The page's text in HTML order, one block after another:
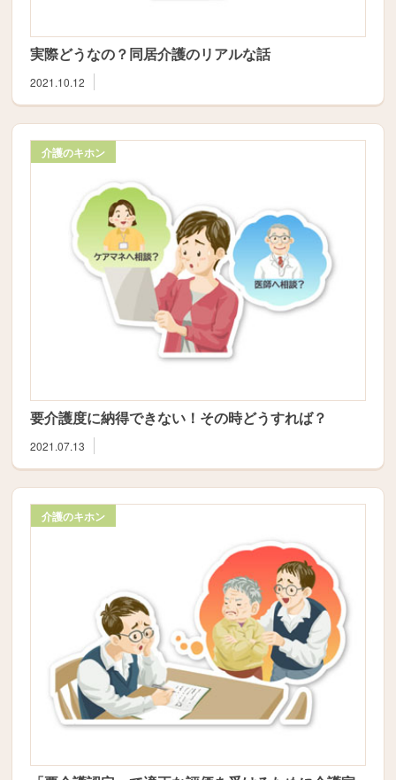
実際どうなの？同居介護のリアルな話
2021.10.12
介護のキホン
要介護度に納得できない！その時どうすれば？
2021.07.13
介護のキホン